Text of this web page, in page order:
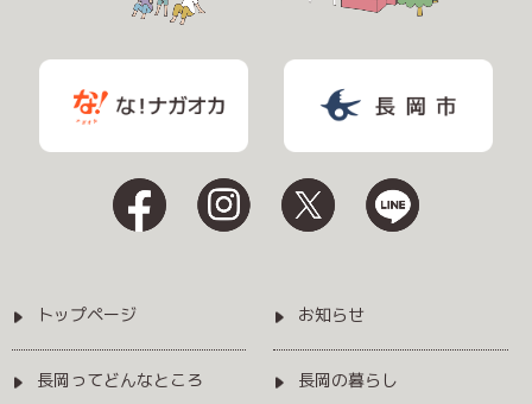
トップページ
長岡ってどんなところ
お知らせ
長岡の暮らし